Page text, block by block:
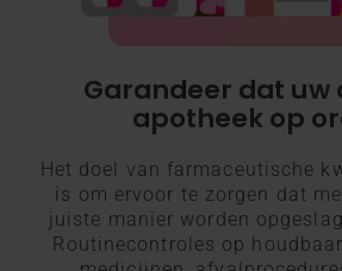
Garandeer dat uw
apotheek op
Het doel van farmaceutische
is om ervoor te zorgen dat
juiste manier worden
Routinecontroles op